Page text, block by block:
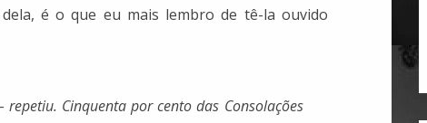
é o que eu mais lembro de tê-la ouvido
repetiu. Cinquenta por cento das Consolações